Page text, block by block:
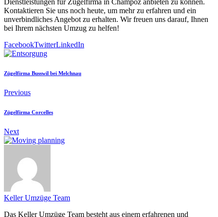
Dienstleistungen für Zügelfirma in Champoz anbieten zu können.
Kontaktieren Sie uns noch heute, um mehr zu erfahren und ein
unverbindliches Angebot zu erhalten. Wir freuen uns darauf, Ihnen
bei Ihrem nächsten Umzug zu helfen!
FacebookTwitterLinkedIn
Zügelfirma Busswil bei Melchnau
Previous
Zügelfirma Corcelles
Next
Keller Umzüge Team
Das Keller Umzüge Team besteht aus einem erfahrenen und